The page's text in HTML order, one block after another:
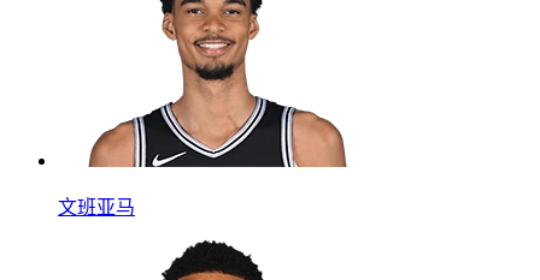
文班亚马